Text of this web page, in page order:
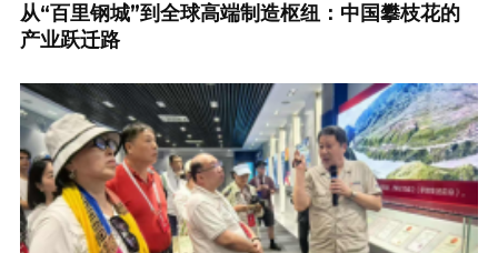
从“百里钢城”到全球高端制造枢纽：中国攀枝花的
产业跃迁路